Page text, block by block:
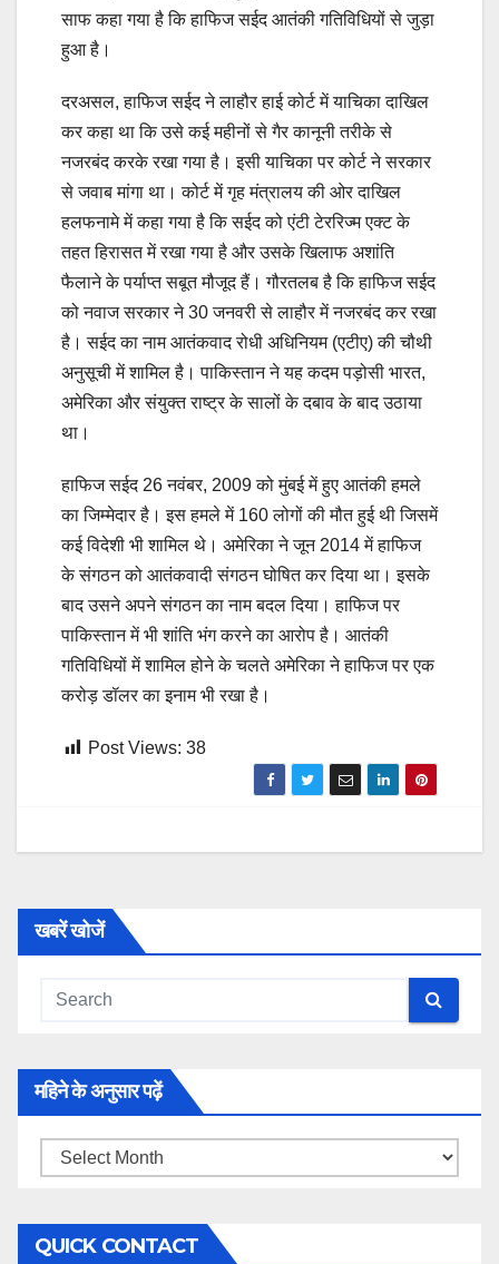
साफ कहा गया है कि हाफिज सईद आतंकी गतिविधियों से जुड़ा
हुआ है।
दरअसल, हाफिज सईद ने लाहौर हाई कोर्ट में याचिका दाखिल
कर कहा था कि उसे कई महीनों से गैर कानूनी तरीके से
नजरबंद करके रखा गया है। इसी याचिका पर कोर्ट ने सरकार
से जवाब मांगा था। कोर्ट में गृह मंत्रालय की ओर दाखिल
हलफनामे में कहा गया है कि सईद को एंटी टेररिज्म एक्ट के
तहत हिरासत में रखा गया है और उसके खिलाफ अशांति
फैलाने के पर्याप्त सबूत मौजूद हैं। गौरतलब है कि हाफिज सईद
को नवाज सरकार ने 30 जनवरी से लाहौर में नजरबंद कर रखा
है। सईद का नाम आतंकवाद रोधी अधिनियम (एटीए) की चौथी
अनुसूची में शामिल है। पाकिस्तान ने यह कदम पड़ोसी भारत,
अमेरिका और संयुक्त राष्ट्र के सालों के दबाव के बाद उठाया
था।
हाफिज सईद 26 नवंबर, 2009 को मुंबई में हुए आतंकी हमले
का जिम्मेदार है। इस हमले में 160 लोगों की मौत हुई थी जिसमें
कई विदेशी भी शामिल थे। अमेरिका ने जून 2014 में हाफिज
के संगठन को आतंकवादी संगठन घोषित कर दिया था। इसके
बाद उसने अपने संगठन का नाम बदल दिया। हाफिज पर
पाकिस्तान में भी शांति भंग करने का आरोप है। आतंकी
गतिविधियों में शामिल होने के चलते अमेरिका ने हाफिज पर एक
करोड़ डॉलर का इनाम भी रखा है।
Post Views: 38
खबरें खोजें
महिने के अनुसार पढ़ें
महिने
अनुसार
पढ़ें
QUICK CONTACT